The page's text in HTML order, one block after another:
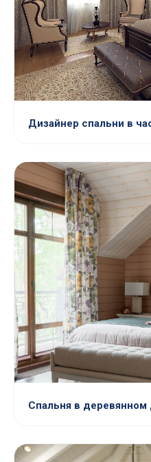
Дизайнер спальни в
Спальня в деревянном